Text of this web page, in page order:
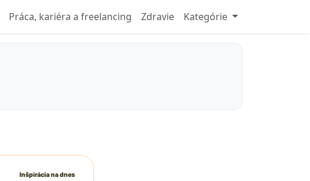
Práca, kariéra a freelancing Zdravie Kategórie